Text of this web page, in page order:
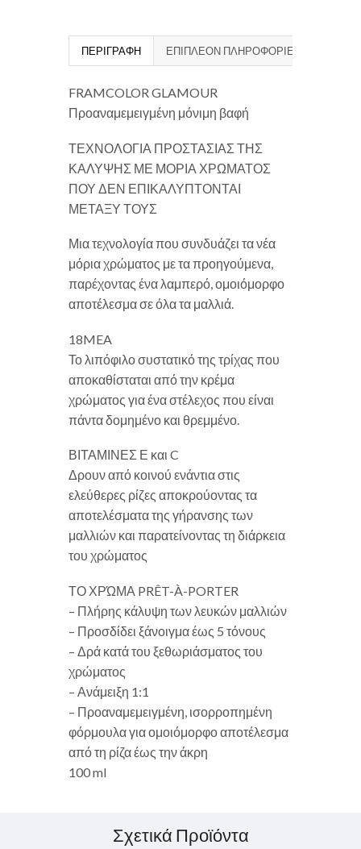
ΠΕΡΙΓΡΑΦΉ ΕΠΙΠΛΈΟΝ ΠΛΗΡΟΦΟΡΊΕΣ
FRAMCOLOR GLAMOUR
Προαναμεμειγμένη μόνιμη βαφή
ΤΕΧΝΟΛΟΓΙΑ ΠΡΟΣΤΑΣΙΑΣ ΤΗΣ
ΚΑΛΥΨΗΣ ΜΕ ΜΟΡΙΑ ΧΡΩΜΑΤΟΣ
ΠΟΥ ΔΕΝ ΕΠΙΚΑΛΥΠΤΟΝΤΑΙ
ΜΕΤΑΞΥ ΤΟΥΣ
Μια τεχνολογία που συνδυάζει τα νέα
μόρια χρώματος με τα προηγούμενα,
παρέχοντας ένα λαμπερό, ομοιόμορφο
αποτέλεσμα σε όλα τα μαλλιά.
18MEA
Το λιπόφιλο συστατικό της τρίχας που
αποκαθίσταται από την κρέμα
χρώματος για ένα στέλεχος που είναι
πάντα δομημένο και θρεμμένο.
ΒΙΤΑΜΙΝΕΣ Ε και C
Δρουν από κοινού ενάντια στις
ελεύθερες ρίζες αποκρούοντας τα
αποτελέσματα της γήρανσης των
μαλλιών και παρατείνοντας τη διάρκεια
του χρώματος
ΤΟ ΧΡΏΜΑ PRÊT-À-PORTER
– Πλήρης κάλυψη των λευκών μαλλιών
– Προσδίδει ξάνοιγμα έως 5 τόνους
– Δρά κατά του ξεθωριάσματος του
χρώματος
– Ανάμειξη 1:1
– Προαναμεμειγμένη, ισορροπημένη
φόρμουλα για ομοιόμορφο αποτέλεσμα
από τη ρίζα έως την άκρη
100 ml
Σχετικά Προϊόντα